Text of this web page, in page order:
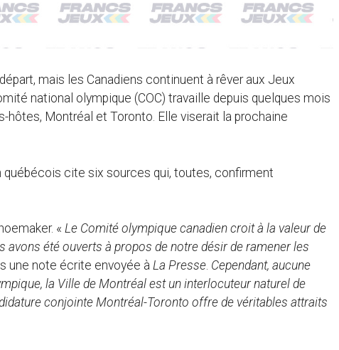
mais les Canadiens continuent à rêver aux Jeux
national olympique (COC) travaille depuis quelques mois
hôtes, Montréal et Toronto. Elle viserait la prochaine
québécois cite six sources qui, toutes, confirment
« Le Comité olympique canadien croit à la valeur de
avons été ouverts à propos de notre désir de ramener les
une note écrite envoyée à La Presse. Cependant, aucune
la Ville de Montréal est un interlocuteur naturel de
conjointe Montréal-Toronto offre de véritables attraits